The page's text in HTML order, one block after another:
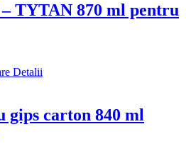
TYTAN 870 ml pentru
Detalii
gips carton 840 ml